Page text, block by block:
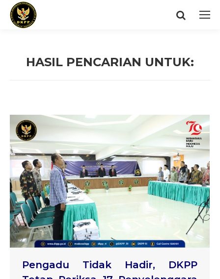
Search:
HASIL PENCARIAN UNTUK:
Pengadu Tidak Hadir, DKPP